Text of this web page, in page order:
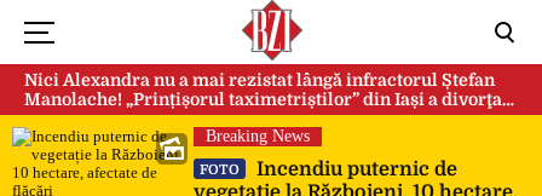
Nici Alexandra nu a mai rezistat lângă infractorul Ștefan
Manolache! „Prințișorul taximetriștilor” din Iași a divorţat
după doi ani de căsnicie
Breaking News
FOTO
Incendiu puternic de